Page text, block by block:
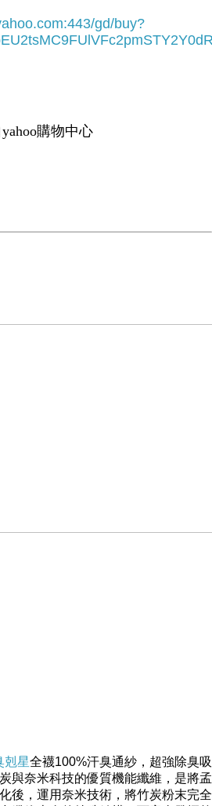
gd/buy?
購物中心
剋星全襪100%汗臭通紗，超強除臭吸
與奈米科技的優質機能纖維，是將孟
後，運用奈米技術，將竹炭粉末完全